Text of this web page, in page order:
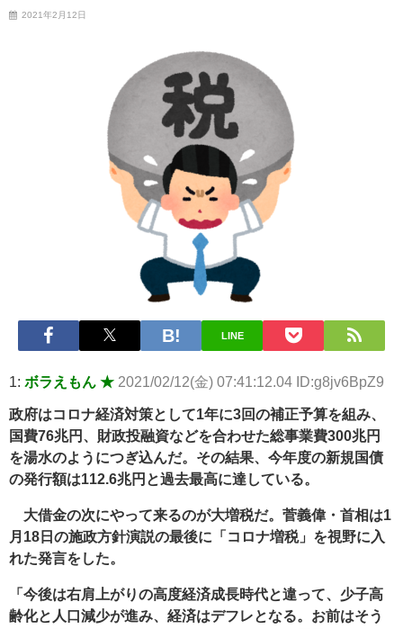
【画像】長濱ねる(27歳)の乳がヤバイと話題にｗｗｗｗ1700万バ
ズｗｗｗｗｗｗｗｗｗｗ 他 / 2chnaviヘッドライン
【画像】人気Vチューバーさん、とんでもない姿を披露ｗｗｗｗｗ
ｗｗｗｗｗ 他 / 2chnaviヘッドライン
【悲報】2050年の日本、独身ボッチ祭りが現実になるとかｗｗｗ
ｗ 他 / 2chnaviヘッドライン
Powered by livedoor 相互RSS
2021年2月12日
LINE
1: ボラえもん ★ 2021/02/12(金) 07:41:12.04 ID:g8jv6BpZ9
政府はコロナ経済対策として1年に3回の補正予算を組み、
国費76兆円、財政投融資などを合わせた総事業費300兆円
を湯水のようにつぎ込んだ。その結果、今年度の新規国債
の発行額は112.6兆円と過去最高に達している。
大借金の次にやって来るのが大増税だ。菅義偉・首相は1
月18日の施政方針演説の最後に「コロナ増税」を視野に入
れた発言をした。
「今後は右肩上がりの高度経済成長時代と違って、少子高
齢化と人口減少が進み、経済はデフレとなる。お前はそう